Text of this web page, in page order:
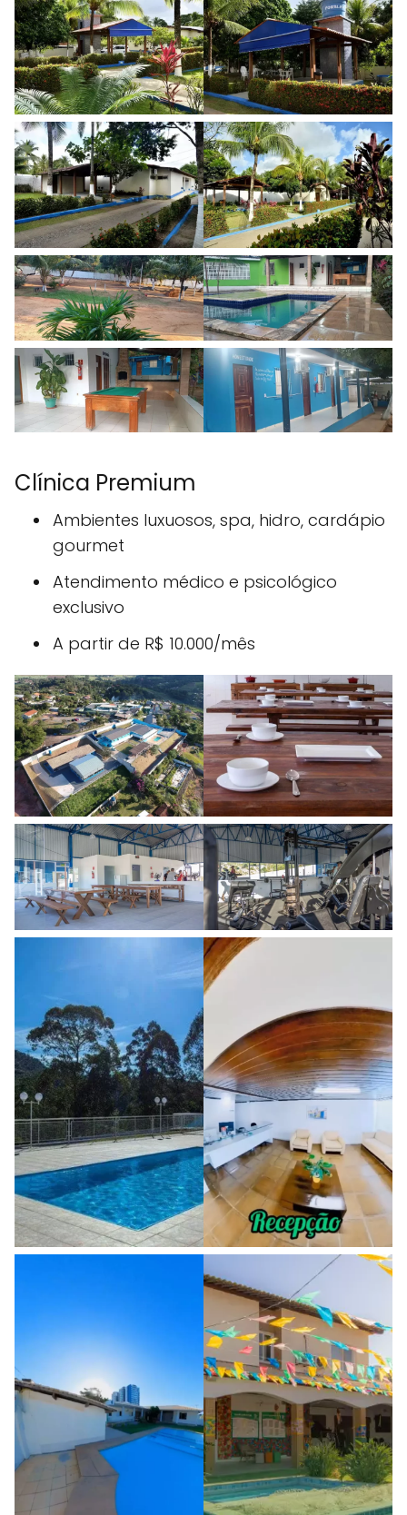
Clínica Premium
Ambientes luxuosos, spa, hidro, cardápio
gourmet
Atendimento médico e psicológico
exclusivo
A partir de R$ 10.000/mês